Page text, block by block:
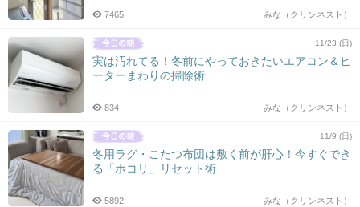
みな（クリンネスト）
7465
11/23 (日)
実は汚れてる！冬前にやっておきたいエアコン＆ヒ
ーターまわりの掃除術
みな（クリンネスト）
834
11/9 (日)
冬用ラグ・こたつ布団は敷く前が肝心！今すぐでき
る「ホコリ」リセット術
みな（クリンネスト）
5892